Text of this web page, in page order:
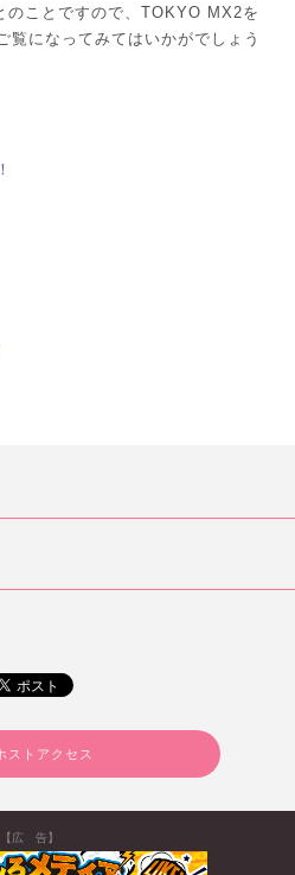
のことですので、TOKYO MX2を
覧になってみてはいかがでしょう
ストアクセス
【広 告】